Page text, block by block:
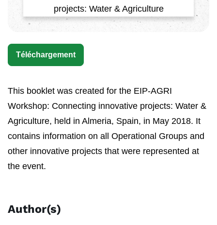
Téléchargement
This booklet was created for the EIP-AGRI
Workshop: Connecting innovative projects: Water &
Agriculture, held in Almeria, Spain, in May 2018. It
contains information on all Operational Groups and
other innovative projects that were represented at
the event.
Author(s)